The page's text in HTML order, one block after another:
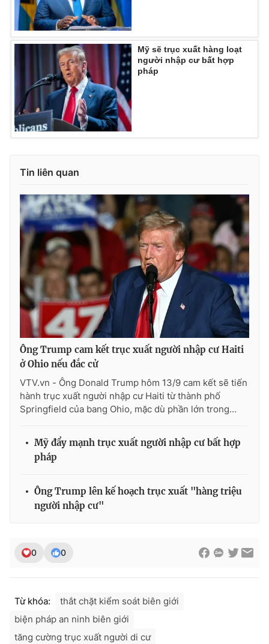
Ðiện thoại Thời báo VTV: 024.66 897 897
Email:toasoan@vtv.vn
Liên hệ quảng cáo:024-7300.7108
® Cấm sao chép dưới mọi hình thức nếu không có sự chấp
thuận bằng văn bản. Ghi rõ nguồn VTV.vn khi phát hành lại
thông tin từ website này.
Mỹ sẽ trục xuất hàng loạt
người nhập cư bất hợp
pháp
Tin liên quan
Ông Trump cam kết trục xuất người nhập cư Haiti
ở Ohio nếu đắc cử
VTV.vn - Ông Donald Trump hôm 13/9 cam kết sẽ tiến
hành trục xuất người nhập cư Haiti từ thành phố
Springfield của bang Ohio, mặc dù phần lớn trong...
Mỹ đẩy mạnh trục xuất người nhập cư bất hợp
pháp
Ông Trump lên kế hoạch trục xuất "hàng triệu
người nhập cư"
0 0
Từ khóa:
thắt chặt kiểm soát biên giới
biện pháp an ninh biên giới
tăng cường trục xuất người di cư